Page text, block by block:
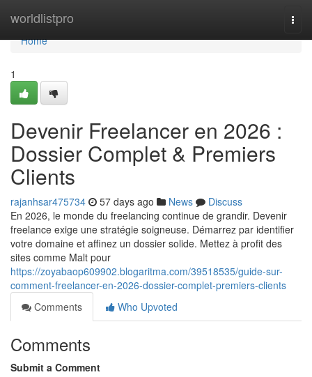
worldlistpro
Home
Home
1
Devenir Freelancer en 2026 :
Dossier Complet & Premiers
Clients
rajanhsar475734 57 days ago News
Discuss
En 2026, le monde du freelancing continue de grandir. Devenir
freelance exige une stratégie soigneuse. Démarrez par identifier
votre domaine et affinez un dossier solide. Mettez à profit des
sites comme Malt pour
https://zoyabaop609902.blogaritma.com/39518535/guide-sur-
comment-freelancer-en-2026-dossier-complet-premiers-clients
Comments
Who Upvoted
Comments
Submit a Comment